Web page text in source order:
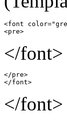
<font
</
</pre>
</font>